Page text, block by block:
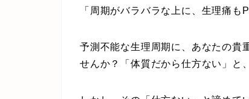
「周期がバラバラな上に、生理痛
予測不能な生理周期に、あなたの貴
せんか？「体質だから仕方ない」と